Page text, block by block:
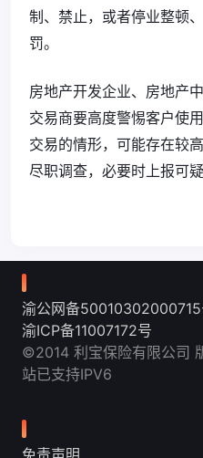
制、禁止，或者停业整顿
罚。
房地产开发企业、房地产
交易商要高度警惕客户使
交易的情形，可能存在较
尽职调查，必要时上报可疑
渝公网备50010302000715
渝ICP备11007172号
©2014 利宝保险有限公司
站已支持IPV6
免责声明